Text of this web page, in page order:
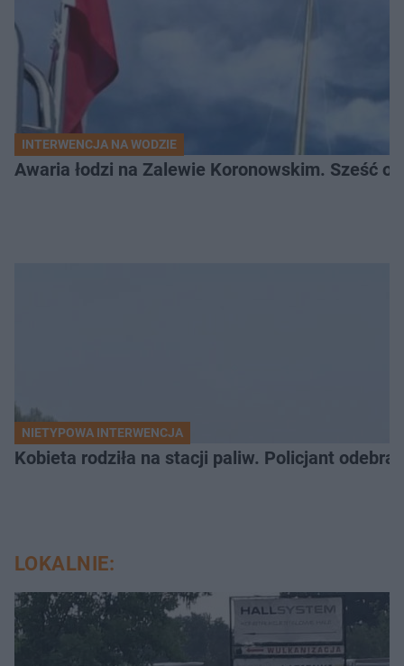
INTERWENCJA NA WODZIE
Awaria łodzi na Zalewie Koronowskim. Sześć
NIETYPOWA INTERWENCJA
Kobieta rodziła na stacji paliw. Policjant
LOKALNIE: